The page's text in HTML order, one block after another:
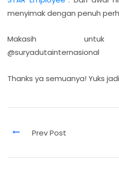
menyimak dengan penuh
Makasih untuk
@suryadutainternasional
Thanks ya semuanya! Yuks